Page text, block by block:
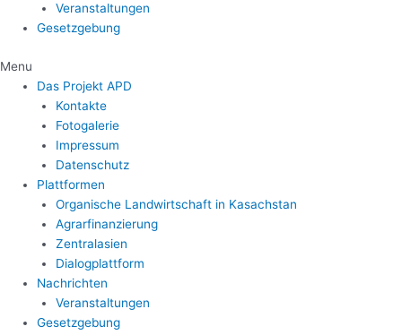
Veranstaltungen
Gesetzgebung
Menu
Das Projekt APD
Kontakte
Fotogalerie
Impressum
Datenschutz
Plattformen
Organische Landwirtschaft in Kasachstan
Agrarfinanzierung
Zentralasien
Dialogplattform
Nachrichten
Veranstaltungen
Gesetzgebung